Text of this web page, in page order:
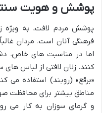
پوشش و هویت
پوشش مردم لافت، به ویژه
فرهنگی آنان است. مردان
اما در مناسبت های خاص،
کنند. زنان لافتی از لباس
«برقع» (روبند) استفاده می
مناطق بیشتر برای محافظت
و گرمای سوزان به کار می